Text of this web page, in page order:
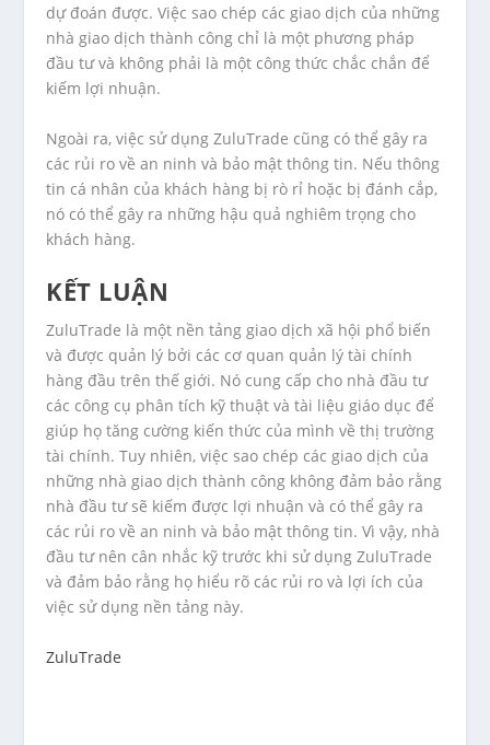
dự đoán được. Việc sao chép các giao dịch của những
nhà giao dịch thành công chỉ là một phương pháp
đầu tư và không phải là một công thức chắc chắn để
kiếm lợi nhuận.
Ngoài ra, việc sử dụng ZuluTrade cũng có thể gây ra
các rủi ro về an ninh và bảo mật thông tin. Nếu thông
tin cá nhân của khách hàng bị rò rỉ hoặc bị đánh cắp,
nó có thể gây ra những hậu quả nghiêm trọng cho
khách hàng.
KẾT LUẬN
ZuluTrade là một nền tảng giao dịch xã hội phổ biến
và được quản lý bởi các cơ quan quản lý tài chính
hàng đầu trên thế giới. Nó cung cấp cho nhà đầu tư
các công cụ phân tích kỹ thuật và tài liệu giáo dục để
giúp họ tăng cường kiến thức của mình về thị trường
tài chính. Tuy nhiên, việc sao chép các giao dịch của
những nhà giao dịch thành công không đảm bảo rằng
nhà đầu tư sẽ kiếm được lợi nhuận và có thể gây ra
các rủi ro về an ninh và bảo mật thông tin. Vì vậy, nhà
đầu tư nên cân nhắc kỹ trước khi sử dụng ZuluTrade
và đảm bảo rằng họ hiểu rõ các rủi ro và lợi ích của
việc sử dụng nền tảng này.
ZuluTrade